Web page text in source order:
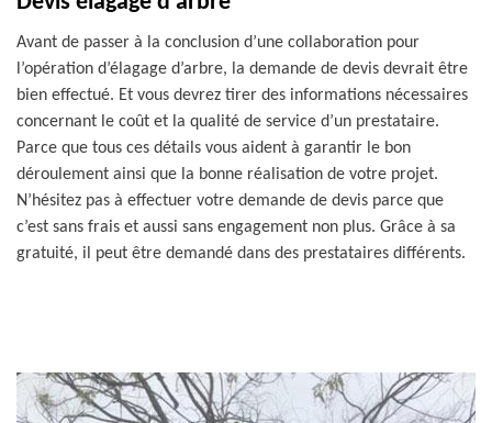
Avant de passer à la conclusion d’une collaboration pour
l’opération d’élagage d’arbre, la demande de devis devrait être
bien effectué. Et vous devrez tirer des informations nécessaires
concernant le coût et la qualité de service d’un prestataire.
Parce que tous ces détails vous aident à garantir le bon
déroulement ainsi que la bonne réalisation de votre projet.
N’hésitez pas à effectuer votre demande de devis parce que
c’est sans frais et aussi sans engagement non plus. Grâce à sa
gratuité, il peut être demandé dans des prestataires différents.